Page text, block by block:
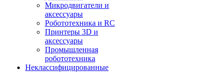
Микродвигатели и
аксессуары
Робототехника и RC
Принтеры 3D и
аксессуары
Промышленная
робототехника
Неклассифицированные